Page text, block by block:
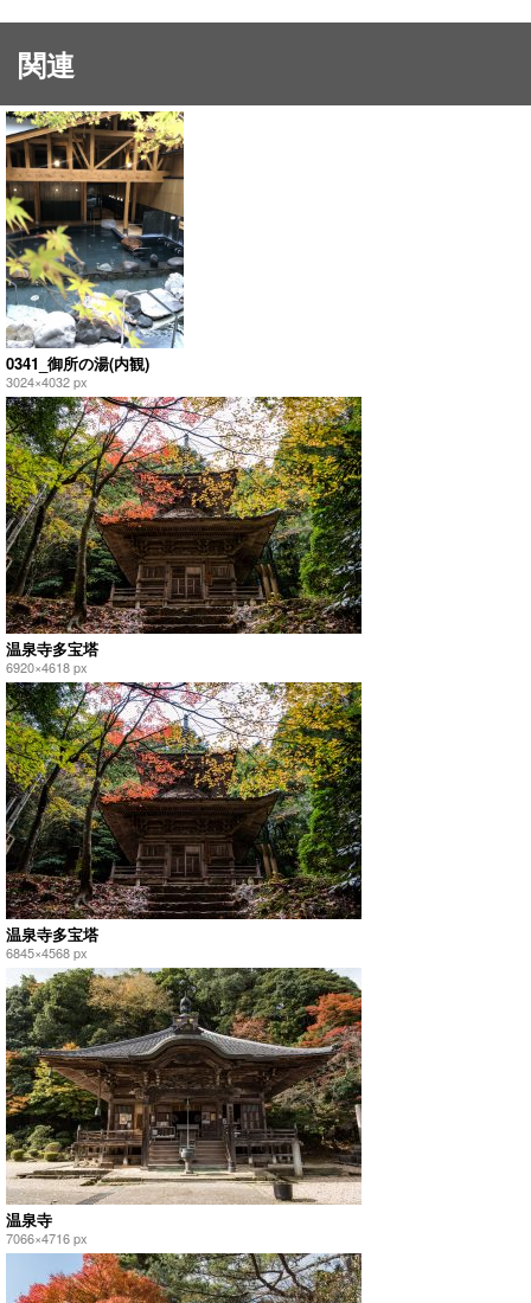
関連
0341_御所の湯(内観)
3024×4032 px
温泉寺多宝塔
6920×4618 px
温泉寺多宝塔
6845×4568 px
温泉寺
7066×4716 px